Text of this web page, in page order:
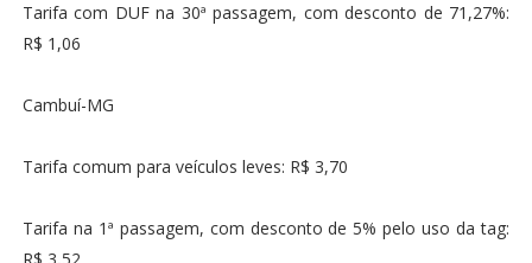
Tarifa com DUF na 30ª passagem, com desconto de 71,27%:
R$ 1,06
Cambuí-MG
Tarifa comum para veículos leves: R$ 3,70
Tarifa na 1ª passagem, com desconto de 5% pelo uso da tag: